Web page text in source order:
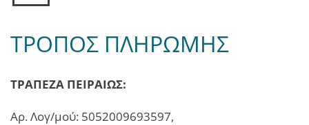
ΤΡΟΠΟΣ ΠΛΗΡΩΜΗΣ
ΤΡΑΠΕΖΑ ΠΕΙΡΑΙΩΣ:
Αρ. Λογ/μού: 5052009693597,